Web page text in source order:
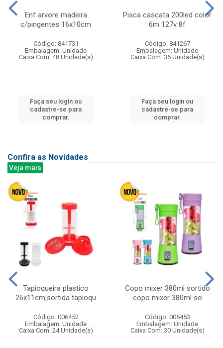
Enf arvore madeira
c/pingentes 16x10cm
Código: 841731
Embalagem: Unidade
Caixa Com: 48 Unidade(s)
Faça seu login ou
cadastre-se para
comprar.
Pisca cascata 200led color
6m 127v 8f
Código: 841267
Embalagem: Unidade
Caixa Com: 36 Unidade(s)
Faça seu login ou
cadastre-se para
comprar.
Confira as Novidades
Veja mais
Tapioqueira plastico
26x11cm,sortida tapioqu
Código: 006452
Embalagem: Unidade
Caixa Com: 24 Unidade(s)
Copo mixer 380ml sortido
copo mixer 380ml so
Código: 006453
Embalagem: Unidade
Caixa Com: 30 Unidade(s)